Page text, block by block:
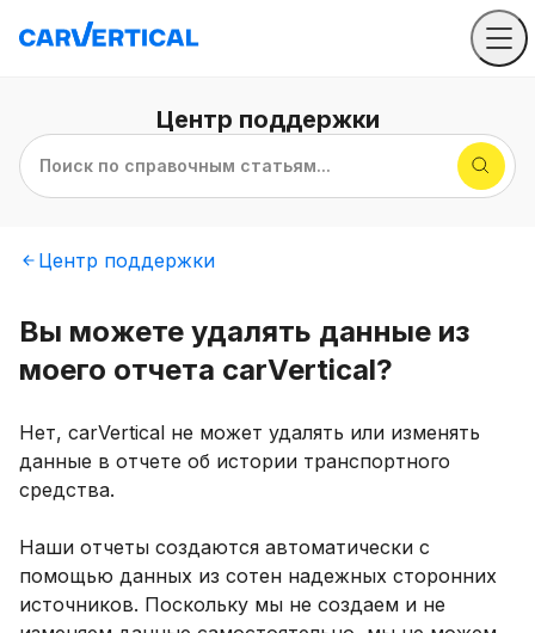
Центр поддержки
Поиск по справочным статьям...
Центр поддержки
Вы можете удалять данные из
моего отчета carVertical?
Нет, carVertical не может удалять или изменять
данные в отчете об истории транспортного
средства.
Наши отчеты создаются автоматически с
помощью данных из сотен надежных сторонних
источников. Поскольку мы не создаем и не